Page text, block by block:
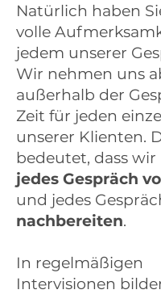
Natürlich haben
volle
jedem unserer
Wir nehmen uns
außerhalb der
Zeit für jeden
unserer Klienten.
bedeutet, dass wir
jedes Gespräch
und jedes
nachbereiten.
In regelmäßigen
Intervisionen